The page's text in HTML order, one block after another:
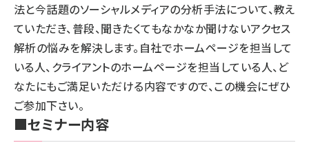
法と今話題のソーシャルメディアの分析手法について、教え
ていただき、普段、聞きたくてもなかなか聞けないアクセス
解析の悩みを解決します。自社でホームページを担当して
いる人、クライアントのホームページを担当している人、ど
なたにもご満足いただける内容ですので、この機会にぜひ
ご参加下さい。
■セミナー内容